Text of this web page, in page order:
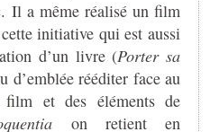
Il a même réalisé un film
initiative qui est aussi
d’un livre (Porter sa
d’emblée rééditer face au
film et des éléments de
on retient en